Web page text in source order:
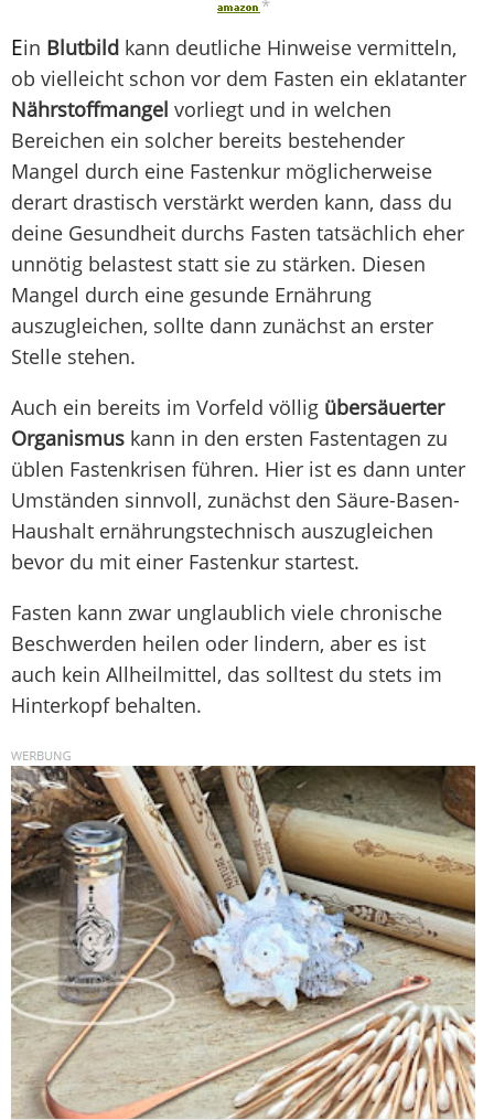
*
Ein Blutbild kann deutliche Hinweise vermitteln,
ob vielleicht schon vor dem Fasten ein eklatanter
Nährstoffmangel vorliegt und in welchen
Bereichen ein solcher bereits bestehender
Mangel durch eine Fastenkur möglicherweise
derart drastisch verstärkt werden kann, dass du
deine Gesundheit durchs Fasten tatsächlich eher
unnötig belastest statt sie zu stärken. Diesen
Mangel durch eine gesunde Ernährung
auszugleichen, sollte dann zunächst an erster
Stelle stehen.
Auch ein bereits im Vorfeld völlig übersäuerter
Organismus kann in den ersten Fastentagen zu
üblen Fastenkrisen führen. Hier ist es dann unter
Umständen sinnvoll, zunächst den Säure-Basen-
Haushalt ernährungstechnisch auszugleichen
bevor du mit einer Fastenkur startest.
Fasten kann zwar unglaublich viele chronische
Beschwerden heilen oder lindern, aber es ist
auch kein Allheilmittel, das solltest du stets im
Hinterkopf behalten.